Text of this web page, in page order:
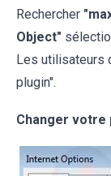
Rechercher
Object"
Les utilisateurs
plugin".
Changer votre